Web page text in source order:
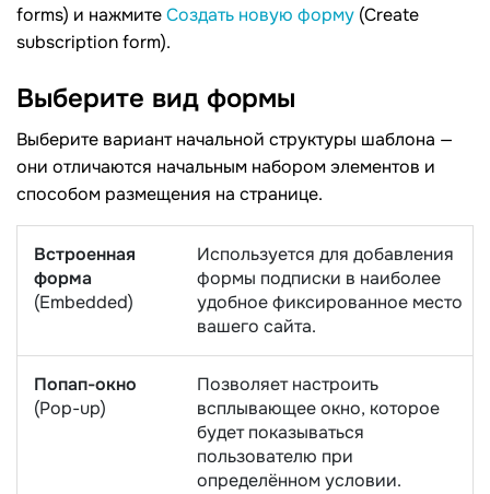
forms) и нажмитеСоздать новую форму (Create
subscription form).
Выберите вид формы
Выберите вариант начальной структуры шаблона —
они отличаются начальным набором элементов и
способом размещения на странице.
Встроенная
форма
(Embedded)
Используется для добавления
формы подписки в наиболее
удобное фиксированное место
вашего сайта.
Попап-окно
(Pop-up)
Позволяет настроить
всплывающее окно, которое
будет показываться
пользователю при
определённом условии.